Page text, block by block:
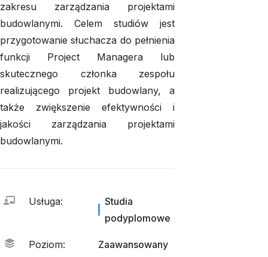
zakresu zarządzania projektami
budowlanymi. Celem studiów jest
przygotowanie słuchacza do pełnienia
funkcji Project Managera lub
skutecznego członka zespołu
realizującego projekt budowlany, a
także zwiększenie efektywności i
jakości zarządzania projektami
budowlanymi.
Usługa:
Studia
podyplomowe
Poziom: Zaawansowany